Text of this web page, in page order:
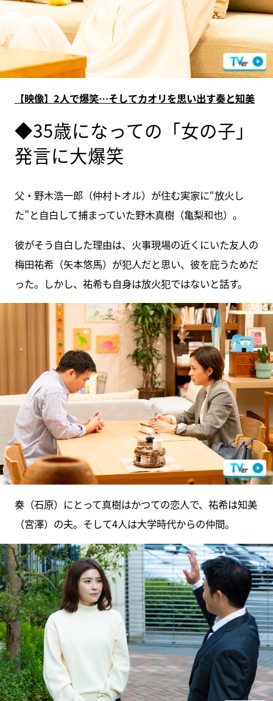
【映像】2人で爆笑…そしてカオリを思い出す奏と知美
◆35歳になっての「女の子」
発言に大爆笑
父・野木浩一郎（仲村トオル）が住む実家に“放火し
た”と自白して捕まっていた野木真樹（亀梨和也）。
彼がそう自白した理由は、火事現場の近くにいた友人の
梅田祐希（矢本悠馬）が犯人だと思い、彼を庇うためだ
った。しかし、祐希も自身は放火犯ではないと話す。
奏（石原）にとって真樹はかつての恋人で、祐希は知美
（宮澤）の夫。そして4人は大学時代からの仲間。